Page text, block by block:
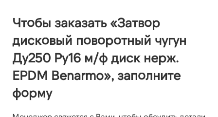
Чтобы заказать «Затвор
дисковый поворотный чугун
Ду250 Ру16 м/ф диск нерж.
EPDM Benarmo», заполните
форму